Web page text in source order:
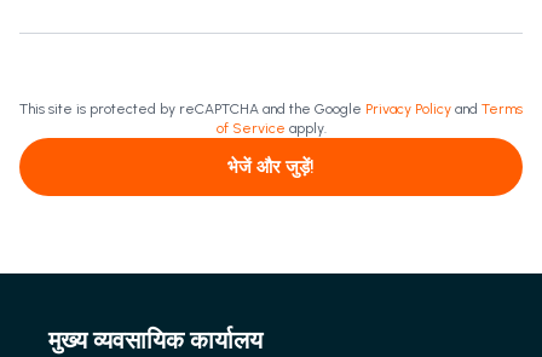
This site is protected by reCAPTCHA and the Google Privacy Policy and Terms
of Service apply.
भेजें और जुड़ें!
मुख्य व्यवसायिक कार्यालय